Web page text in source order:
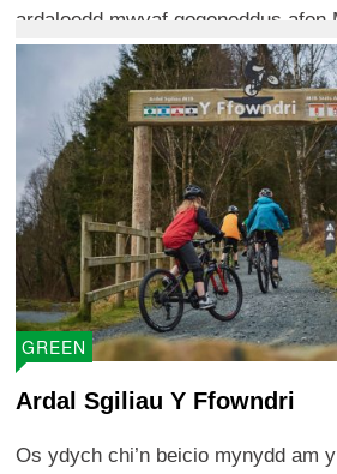
ardaloedd mwyaf gogoneddus afon
GREEN
Ardal Sgiliau Y Ffowndri
Os ydych chi’n beicio mynydd am